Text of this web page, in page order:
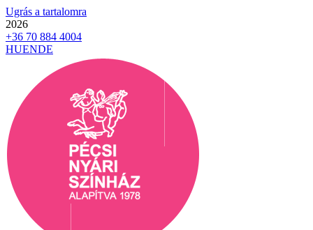
Ugrás a tartalomra
2026
+36 70 884 4004
HUENDE